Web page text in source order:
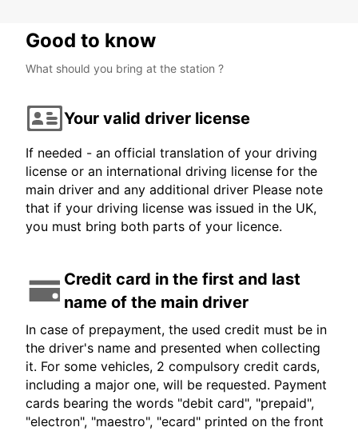
Good to know
What should you bring at the station ?
Your valid driver license
If needed - an official translation of your driving
license or an international driving license for the
main driver and any additional driver Please note
that if your driving license was issued in the UK,
you must bring both parts of your licence.
Credit card in the first and last
name of the main driver
In case of prepayment, the used credit must be in
the driver's name and presented when collecting
it. For some vehicles, 2 compulsory credit cards,
including a major one, will be requested. Payment
cards bearing the words "debit card", "prepaid",
"electron", "maestro", "ecard" printed on the front